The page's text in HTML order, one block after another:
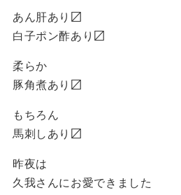
あん肝あり〼
白子ポン酢あり〼
柔らか
豚角煮あり〼
もちろん
馬刺しあり〼
昨夜は
久我さんにお愛できました